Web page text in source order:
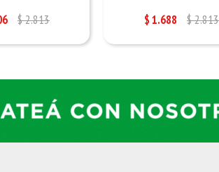
$2.813 $1.688 $2.813